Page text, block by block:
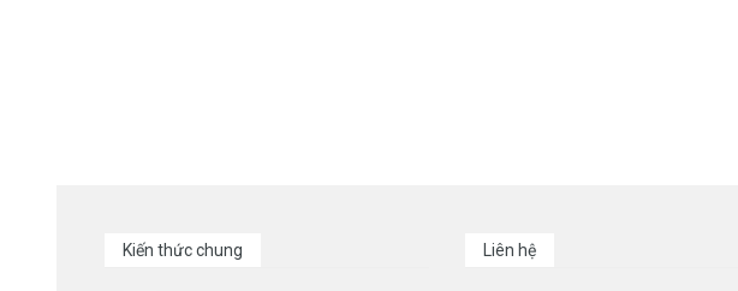
Kiến thức chung Liên hệ